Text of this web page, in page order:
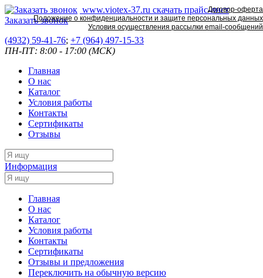
www.viotex-37.ru скачать прайс-лист
Заказать звонок
(4932) 59-41-76; +7 (964) 497-15-33
ПН-ПТ: 8:00 - 17:00 (МСК)
Главная
О нас
Каталог
Условия работы
Контакты
Сертификаты
Отзывы
Информация
Главная
О нас
Каталог
Условия работы
Контакты
Сертификаты
Отзывы и предложения
Переключить на обычную версию
Договор-оферта
Положение о конфиденциальности и защите персональных данных
Условия осуществления рассылки email-сообщений